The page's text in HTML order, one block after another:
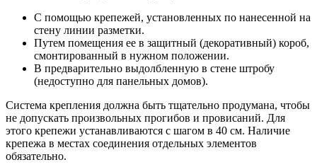
С помощью крепежей, установленных по нанесенной на
стену линии разметки.
Путем помещения ее в защитный (декоративный) короб,
смонтированный в нужном положении.
В предварительно выдолбленную в стене штробу
(недоступно для панельных домов).
Система крепления должна быть тщательно продумана, чтобы
не допускать произвольных прогибов и провисаний. Для
этого крепежи устанавливаются с шагом в 40 см. Наличие
крепежа в местах соединения отдельных элементов
обязательно.